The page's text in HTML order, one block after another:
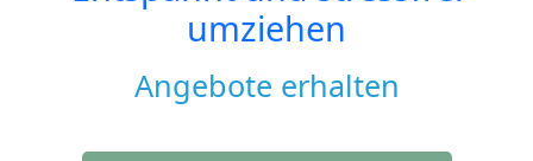
umziehen
Angebote erhalten